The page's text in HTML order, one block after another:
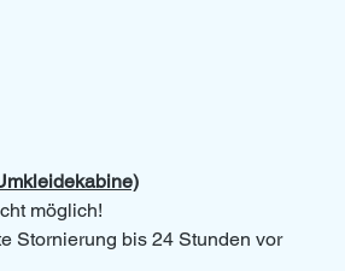
möglich!
Stornierung bis 24 Stunden vor